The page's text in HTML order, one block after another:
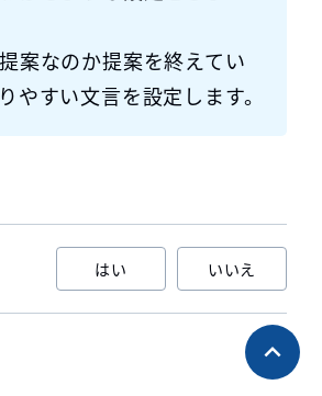
案なのか提案を終えてい
すい文言を設定します。
はい いいえ